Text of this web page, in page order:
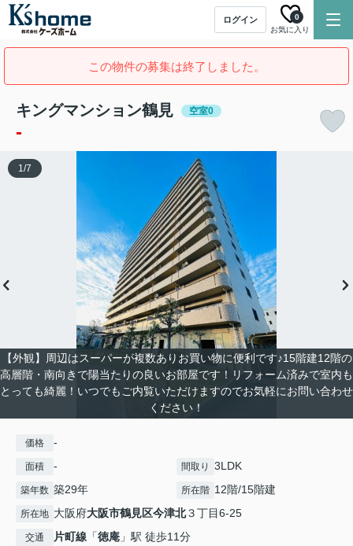
ログイン
お気に入り
0
この物件の募集は終了しました。
キングマンション鶴見 空室0
-
【外観】周辺はスーパーが複数ありお買い物に便利です♪15階建12階の
高層階・南向きで陽当たりの良いお部屋です！リフォーム済みで室内も
とっても綺麗！いつでもご内覧いただけますのでお気軽にお問い合わせ
ください！
1/7
価格 -
面積 - 間取り 3LDK
築年数 築29年 所在階 12階/15階建
所在地 大阪府大阪市鶴見区今津北３丁目6-25
交通 片町線 「徳庵 」駅 徒歩11分